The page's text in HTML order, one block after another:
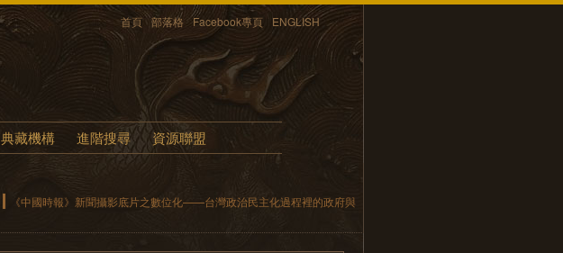
首頁 部落格 Facebook專頁 ENGLISH
典藏機構 進階搜尋 資源聯盟
《中國時報》新聞攝影底片之數位化——台灣政治民主化過程裡的政府與